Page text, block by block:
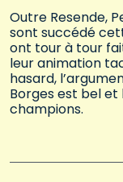
Outre Resende,
sont succédé
ont tour à tour
leur animation
hasard,
Borges est bel
champions.